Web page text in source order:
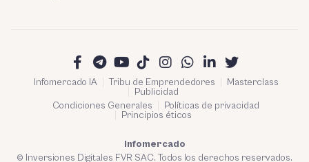
Infomercado IA Tribu de Emprendedores
Masterclass
Publicidad
Condiciones Generales
Políticas de privacidad
Principios éticos
Infomercado
© Inversiones Digitales FVR SAC. Todos los derechos reservados.